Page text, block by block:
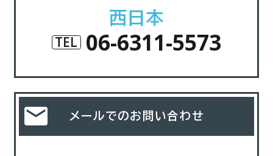
西日本
TEL 06-6311-5573
メールでのお問い合わせ